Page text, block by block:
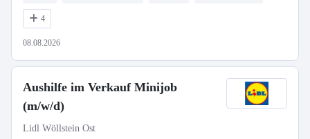
4
08.08.2026
Aushilfe im Verkauf Minijob
(m/w/d)
Lidl Wöllstein Ost